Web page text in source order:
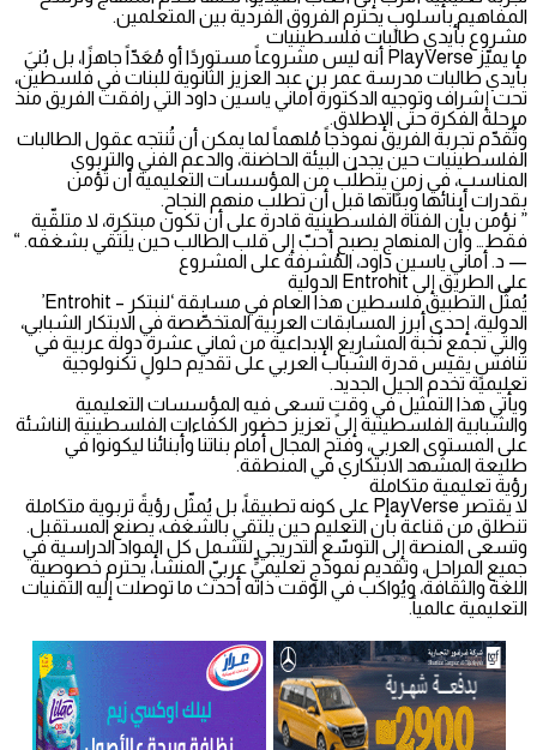
المفاهيم بأسلوبٍ يحترم الفروق الفردية بين المتعلمين.
مشروع بأيدي طالبات فلسطينيات
ما يميّز PlayVerse أنه ليس مشروعاً مستوردًا أو مُعَدّاً جاهزًا، بل بُنيَ
بأيدي طالبات مدرسة عمر بن عبد العزيز الثانوية للبنات في فلسطين،
تحت إشراف وتوجيه الدكتورة أماني ياسين داود التي رافقت الفريق منذ
مرحلة الفكرة حتى الإطلاق.
وتُقدّم تجربة الفريق نموذجاً مُلهماً لما يمكن أن تُنتجه عقول الطالبات
الفلسطينيات حين يجدن البيئة الحاضنة، والدعم الفني والتربوي
المناسب، في زمنٍ يتطلّب من المؤسسات التعليمية أن تُؤمن
بقدرات أبنائها وبناتها قبل أن تطلب منهم النجاح.
” نؤمن بأن الفتاة الفلسطينية قادرة على أن تكون مبتكِرة، لا متلقّية
فقط… وأن المنهاج يصبح أحبّ إلى قلب الطالب حين يلتقي بشغفه. “
— د. أماني ياسين داود، المُشرفة على المشروع
على الطريق إلى Entrohit الدولية
يُمثّل التطبيق فلسطين هذا العام في مسابقة ‘لنبتكر – Entrohit’
الدولية، إحدى أبرز المسابقات العربية المتخصّصة في الابتكار الشبابي،
والتي تجمع نُخبة المشاريع الإبداعية من ثماني عشرة دولة عربية في
تنافسٍ يقيس قدرة الشباب العربي على تقديم حلولٍ تكنولوجية
تعليمية تخدم الجيل الجديد.
ويأتي هذا التمثيل في وقتٍ تسعى فيه المؤسسات التعليمية
والشبابية الفلسطينية إلى تعزيز حضور الكفاءات الفلسطينية الناشئة
على المستوى العربي، وفتح المجال أمام بناتنا وأبنائنا ليكونوا في
طليعة المشهد الابتكاري في المنطقة.
رؤية تعليمية متكاملة
لا يقتصر PlayVerse على كونه تطبيقاً، بل يُمثّل رؤيةً تربوية متكاملة
تنطلق من قناعة بأن التعليم حين يلتقي بالشغف، يصنع المستقبل.
وتسعى المنصة إلى التوسّع التدريجي لتشمل كل المواد الدراسية في
جميع المراحل، وتقديم نموذجٍ تعليميٍّ عربيّ المنشأ، يحترم خصوصية
اللغة والثقافة، ويُواكب في الوقت ذاته أحدث ما توصلت إليه التقنيات
التعليمية عالمياً.